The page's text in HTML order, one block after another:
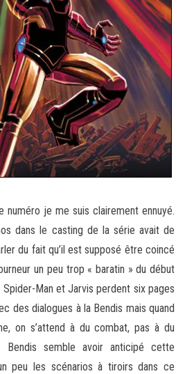
numéro je me suis clairement ennuyé.
dans le casting de la série avait de
du fait qu’il est supposé être coincé
un peu trop « baratin » du début
Spider-Man et Jarvis perdent six pages
des dialogues à la Bendis mais quand
on s’attend à du combat, pas à du
Bendis semble avoir anticipé cette
peu les scénarios à tiroirs dans ce